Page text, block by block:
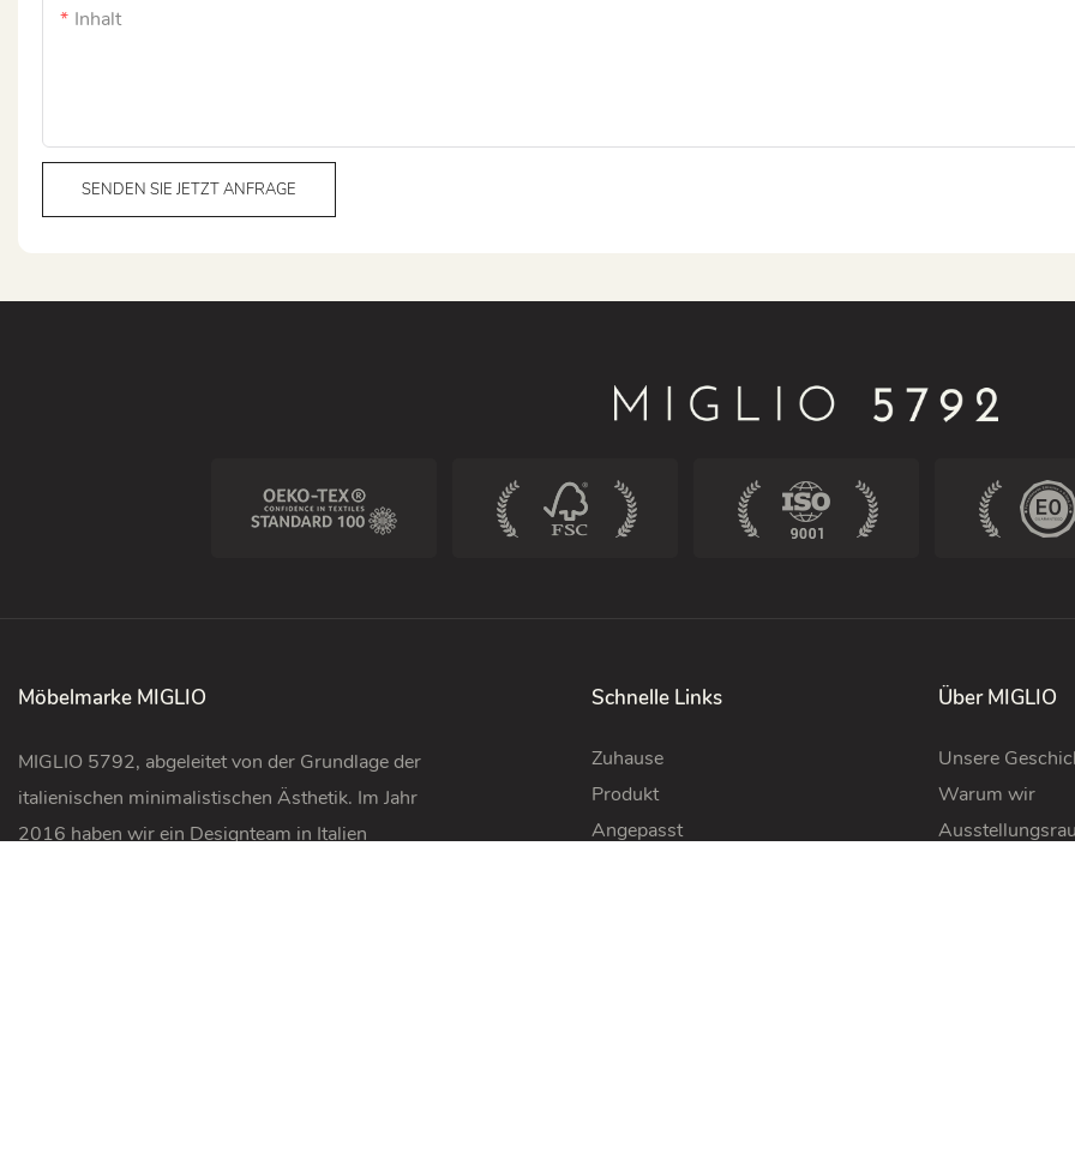
Inhalt
SENDEN SIE JETZT ANFRAGE
Möbelmarke MIGLIO
MIGLIO 5792, abgeleitet von der Grundlage der
italienischen minimalistischen Ästhetik. Im Jahr
2016 haben wir ein Designteam in Italien
Schnelle Links
Zuhause
Produkt
Angepasst
Über MIGLIO
Unsere
Warum wir